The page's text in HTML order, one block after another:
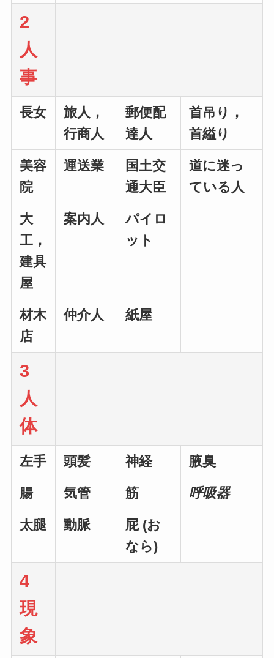
2
人
事
長女
旅人，
行商人
郵便配
達人
首吊り，
首縊り
美容
院
運送業
国土交
通大臣
道に迷っ
ている人
大
工，
建具
屋
案内人
パイロ
ット
材木
店
仲介人 紙屋
3
人
体
左手 頭髪 神経 腋臭
腸 気管 筋 呼吸器
太腿 動脈
屁 (お
なら)
4
現
象